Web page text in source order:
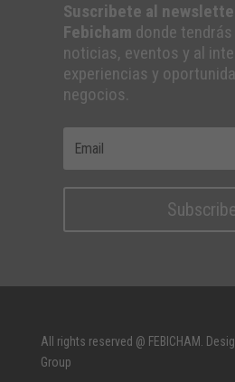
Suscribete al
Febicham donde
noticias, eventos y al
experiencias y
negocios.
Subscribe
All rights reserved @ FEBICHAM.
Group